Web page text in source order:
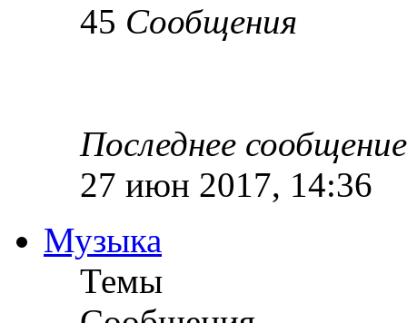
45 Сообщения
Последнее сообщение
27 июн 2017, 14:36
Музыка
Темы